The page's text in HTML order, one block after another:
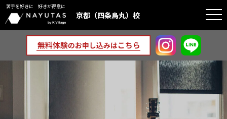
苦手を好きに 好きが得意に
京都（四条烏丸）校